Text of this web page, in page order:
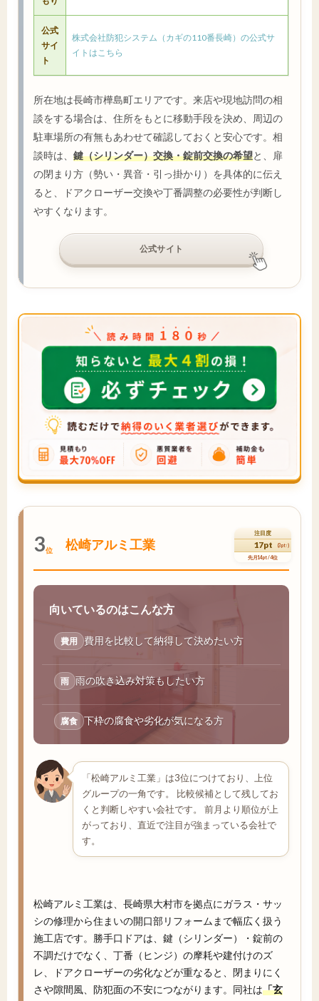
公式
サイ
ト
株式会社防犯システム（カギの110番長崎）の公式サ
イトはこちら
所在地は長崎市樺島町エリアです。来店や現地訪問の相
談をする場合は、住所をもとに移動手段を決め、周辺の
駐車場所の有無もあわせて確認しておくと安心です。相
談時は、 鍵（シリンダー）交換・錠前交換の希望と、扉
の閉まり方（勢い・異音・引っ掛かり）を具体的に伝え
ると、ドアクローザー交換や丁番調整の必要性が判断し
やすくなります。
公式サイト
3位 松崎アルミ工業
注目度
17pt (3pt↑)
先月14pt / 4位
向いているのはこんな方
費用 費用を比較して納得して決めたい方
雨 雨の吹き込み対策もしたい方
腐食 下枠の腐食や劣化が気になる方
「松崎アルミ工業」は3位につけており、上位
グループの一角です。 比較候補として残してお
くと判断しやすい会社です。 前月より順位が上
がっており、直近で注目が強まっている会社で
す。
松崎アルミ工業は、長崎県大村市を拠点にガラス・サッ
シの修理から住まいの開口部リフォームまで幅広く扱う
施工店です。勝手口ドアは、鍵（シリンダー）・錠前の
不調だけでなく、丁番（ヒンジ）の摩耗や建付けのズ
レ、ドアクローザーの劣化などが重なると、閉まりにく
さや隙間風、防犯面の不安につながります。同社は「玄